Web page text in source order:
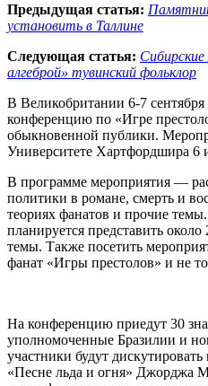
Предыдущая статья:
установить в Таллине
Следующая статья:
алгеброй» тувинский фольклор
В Великобритании 6-7
конференцию по «Игре
обыкновенной публики.
Университете Хартфордшира 6
В программе мероприятия —
политики в романе, смерть и
теориях фанатов и прочие
планируется представить
темы. Также посетить
фанат «Игры престолов» и не
На конференцию приедут 30
уполномоченные Бразилии и
участники будут
«Песне льда и огня» Джорджа